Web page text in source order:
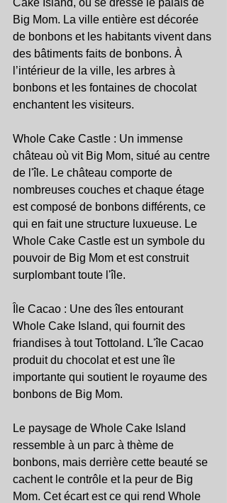
Cake Island, où se dresse le palais de
Big Mom. La ville entière est décorée
de bonbons et les habitants vivent dans
des bâtiments faits de bonbons. À
l’intérieur de la ville, les arbres à
bonbons et les fontaines de chocolat
enchantent les visiteurs.
Whole Cake Castle : Un immense
château où vit Big Mom, situé au centre
de l'île. Le château comporte de
nombreuses couches et chaque étage
est composé de bonbons différents, ce
qui en fait une structure luxueuse. Le
Whole Cake Castle est un symbole du
pouvoir de Big Mom et est construit
surplombant toute l'île.
Île Cacao : Une des îles entourant
Whole Cake Island, qui fournit des
friandises à tout Tottoland. L'île Cacao
produit du chocolat et est une île
importante qui soutient le royaume des
bonbons de Big Mom.
Le paysage de Whole Cake Island
ressemble à un parc à thème de
bonbons, mais derrière cette beauté se
cachent le contrôle et la peur de Big
Mom. Cet écart est ce qui rend Whole